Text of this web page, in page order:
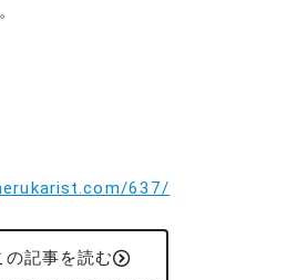
637/
の記事を読む